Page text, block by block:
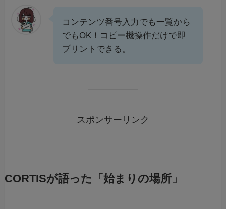
コンテンツ番号入力でも一覧から
でもOK！コピー機操作だけで即
プリントできる。
スポンサーリンク
CORTISが語った「始まりの場所」